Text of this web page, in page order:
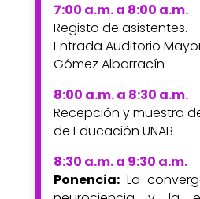
7:00 a.m. a 8:00 a.m.
Registo de asistentes.
Entrada Auditorio
Gómez Albarracín
8:00 a.m. a 8:30 a.m.
Recepción y muestra
de Educación UNAB
8:30 a.m. a 9:30 a.m.
Ponencia:La